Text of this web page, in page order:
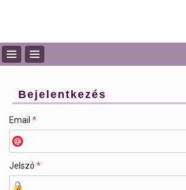
Bejelentkezés
Email *
Jelszó *